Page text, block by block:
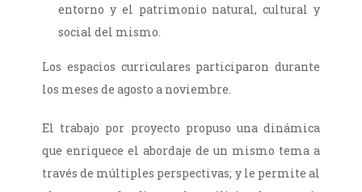
entorno y el patrimonio natural, cultural y
social del mismo.
Los espacios curriculares participaron durante
los meses de agosto a noviembre.
El trabajo por proyecto propuso una dinámica
que enriquece el abordaje de un mismo tema a
través de múltiples perspectivas; y le permite al